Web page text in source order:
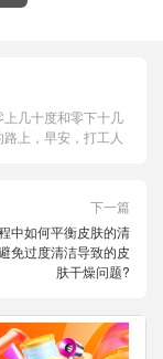
几十度和零下十几
上，早安，打工人
下一篇
中如何平衡皮肤的清
免过度清洁导致的皮
肤干燥问题?